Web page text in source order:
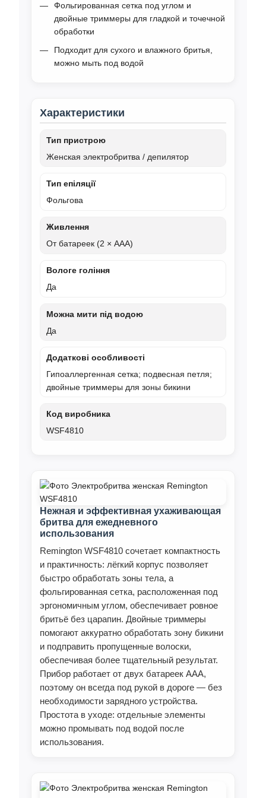
Фольгированная сетка под углом и
двойные триммеры для гладкой и точечной
обработки
Подходит для сухого и влажного бритья,
можно мыть под водой
Характеристики
Тип пристрою
Женская электробритва / депилятор
Тип епіляції
Фольгова
Живлення
От батареек (2 × AAA)
Вологе гоління
Да
Можна мити під водою
Да
Додаткові особливості
Гипоаллергенная сетка; подвесная петля;
двойные триммеры для зоны бикини
Код виробника
WSF4810
Нежная и эффективная ухаживающая
бритва для ежедневного
использования
Remington WSF4810 сочетает компактность
и практичность: лёгкий корпус позволяет
быстро обработать зоны тела, а
фольгированная сетка, расположенная под
эргономичным углом, обеспечивает ровное
бритьё без царапин. Двойные триммеры
помогают аккуратно обработать зону бикини
и подправить пропущенные волоски,
обеспечивая более тщательный результат.
Прибор работает от двух батареек AAA,
поэтому он всегда под рукой в дороге — без
необходимости зарядного устройства.
Простота в уходе: отдельные элементы
можно промывать под водой после
использования.